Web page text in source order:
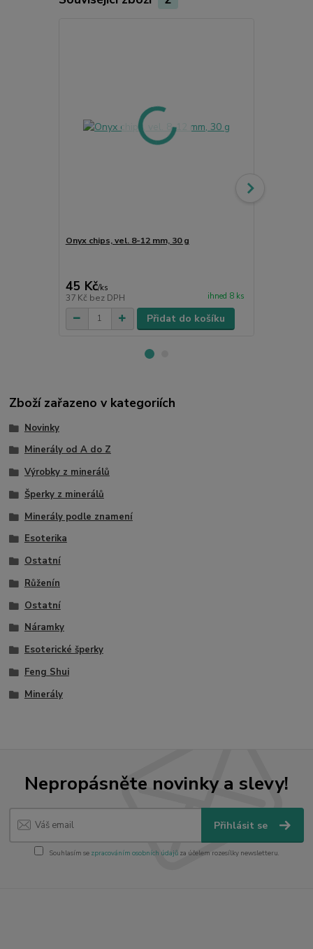
Onyx chips, vel. 8-12 mm, 30 g
45 Kč/ks
37 Kč bez DPH ihned 8 ks
Přidat do košíku
Zboží zařazeno v kategoriích
Novinky
Minerály od A do Z
Výrobky z minerálů
Šperky z minerálů
Minerály podle znamení
Esoterika
Ostatní
Růženín
Ostatní
Náramky
Esoterické šperky
Feng Shui
Minerály
Nepropásněte novinky a slevy!
Přihlásit se
Souhlasím se zpracováním osobních údajůza účelem rozesílky newsletteru.